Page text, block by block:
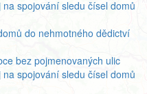
spojování sledu čísel domů
do nehmotného dědictví
bez pojmenovaných ulic
spojování sledu čísel domů